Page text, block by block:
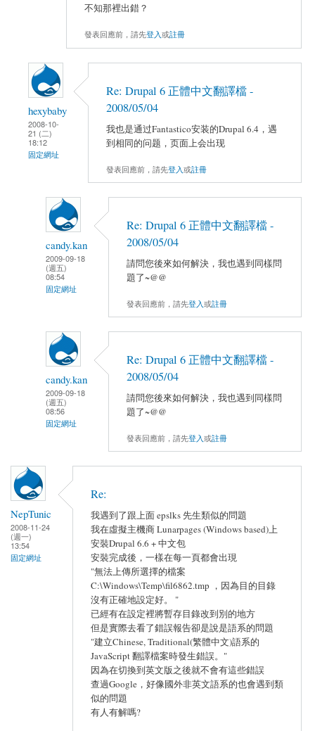
不知那裡出錯？
發表回應前，請先登入或註冊
hexybaby
2008-10-
21 (二)
18:12
固定網址
Re: Drupal 6 正體中文翻譯檔 -
2008/05/04
我也是通过Fantastico安装的Drupal 6.4，遇
到相同的问题，页面上会出现
發表回應前，請先登入或註冊
candy.kan
2009-09-18
(週五)
08:54
固定網址
Re: Drupal 6 正體中文翻譯檔 -
2008/05/04
請問您後來如何解決，我也遇到同樣問
題了~@@
發表回應前，請先登入或註冊
candy.kan
2009-09-18
(週五)
08:56
固定網址
Re: Drupal 6 正體中文翻譯檔 -
2008/05/04
請問您後來如何解決，我也遇到同樣問
題了~@@
發表回應前，請先登入或註冊
NepTunic
2008-11-24
(週一)
13:54
固定網址
Re:
我遇到了跟上面 epslks 先生類似的問題
我在虛擬主機商 Lunarpages (Windows based)上
安裝Drupal 6.6 + 中文包
安裝完成後，一樣在每一頁都會出現
"無法上傳所選擇的檔案
C:\Windows\Temp\fil6862.tmp ，因為目的目錄
沒有正確地設定好。 "
已經有在設定裡將暫存目錄改到別的地方
但是實際去看了錯誤報告卻是說是語系的問題
"建立Chinese, Traditional(繁體中文)語系的
JavaScript 翻譯檔案時發生錯誤。"
因為在切換到英文版之後就不會有這些錯誤
查過Google，好像國外非英文語系的也會遇到類
似的問題
有人有解嗎?